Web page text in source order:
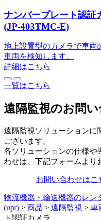
ナンバープレート認証
(JP-403TMC-E)
地上設置型のカメラで車両
車両を検知します。
詳細はこちら
一覧はこちら
遠隔監視のお問
遠隔監視ソリューションに
ございます。
各ソリューションの仕様や
わせは、下記フォームより
お問い合わせはこ
物流機器・輸送機器のレン
(upr) > 商品 > 遠隔監視 > 車
ト認証カメラ